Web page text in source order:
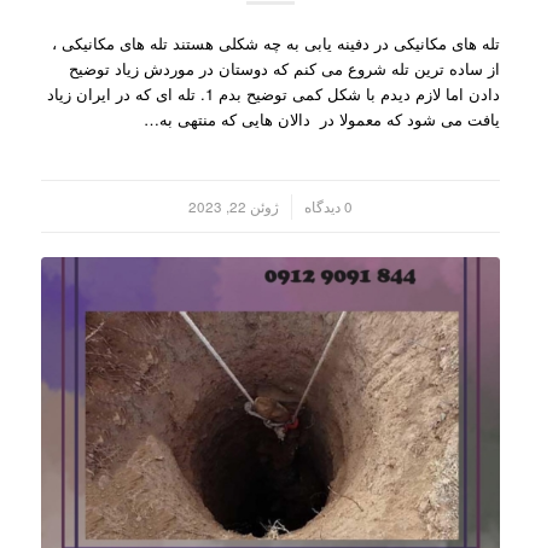
تله های مکانیکی در دفینه یابی به چه شکلی هستند تله های مکانیکی ،
از ساده ترین تله شروع می کنم که دوستان در موردش زیاد توضیح
دادن اما لازم دیدم با شکل کمی توضیح بدم 1. تله ای که در ایران زیاد
یافت می شود که معمولا در دالان هایی که منتهی به…
0 دیدگاه ژوئن 22, 2023